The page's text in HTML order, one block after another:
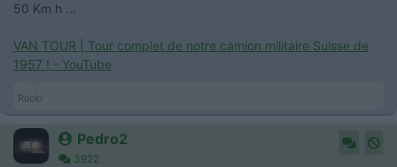
50 Km h ...
VAN TOUR | Tour complet de notre camion militaire Suisse de
1957 ! - YouTube
Rucki
Pedro2
3922